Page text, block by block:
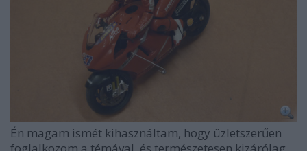
Én magam ismét kihasználtam, hogy üzletszerűen
foglalkozom a témával, és természetesen kizárólag